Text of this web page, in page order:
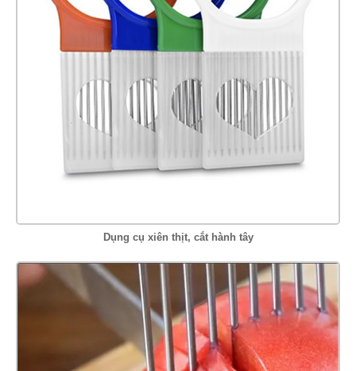
Dụng cụ xiên thịt, cắt hành tây